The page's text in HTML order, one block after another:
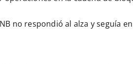
no respondió al alza y seguía